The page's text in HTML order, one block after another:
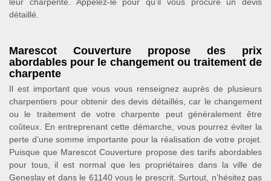
détaillé.
Marescot Couverture propose des prix
abordables pour le changement ou traitement de
charpente
Il est important que vous vous renseignez auprès de plusieurs
charpentiers pour obtenir des devis détaillés, car le changement
ou le traitement de votre charpente peut généralement être
coûteux. En entreprenant cette démarche, vous pourrez éviter la
perte d’une somme importante pour la réalisation de votre projet.
Puisque que Marescot Couverture propose des tarifs abordables
pour tous, il est normal que les propriétaires dans la ville de
Geneslay et dans le 61140 vous le prescrit. Surtout, n’hésitez pas